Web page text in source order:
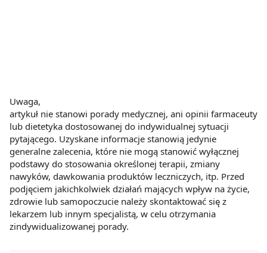
Uwaga,
artykuł nie stanowi porady medycznej, ani opinii farmaceuty
lub dietetyka dostosowanej do indywidualnej sytuacji
pytającego. Uzyskane informacje stanowią jedynie
generalne zalecenia, które nie mogą stanowić wyłącznej
podstawy do stosowania określonej terapii, zmiany
nawyków, dawkowania produktów leczniczych, itp. Przed
podjęciem jakichkolwiek działań mających wpływ na życie,
zdrowie lub samopoczucie należy skontaktować się z
lekarzem lub innym specjalistą, w celu otrzymania
zindywidualizowanej porady.